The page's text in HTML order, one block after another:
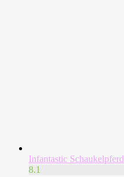
Infantastic Schaukelpferd
8.1